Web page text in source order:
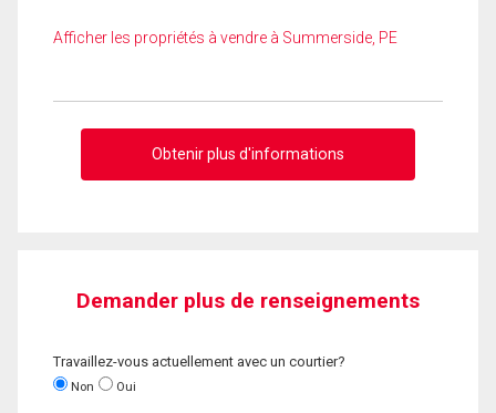
Afficher les propriétés à vendre à Summerside, PE
Obtenir plus d'informations
Demander plus de renseignements
Travaillez-vous actuellement avec un courtier?
Non Oui